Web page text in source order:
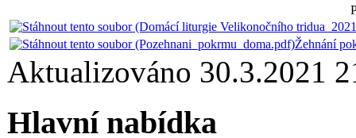
Žehnání
Aktualizováno 30.3.2021
Hlavní nabídka